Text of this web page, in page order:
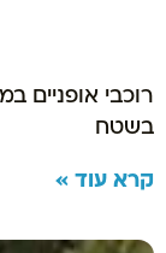
רוכבי אופניים
בשטח
קרא עוד »